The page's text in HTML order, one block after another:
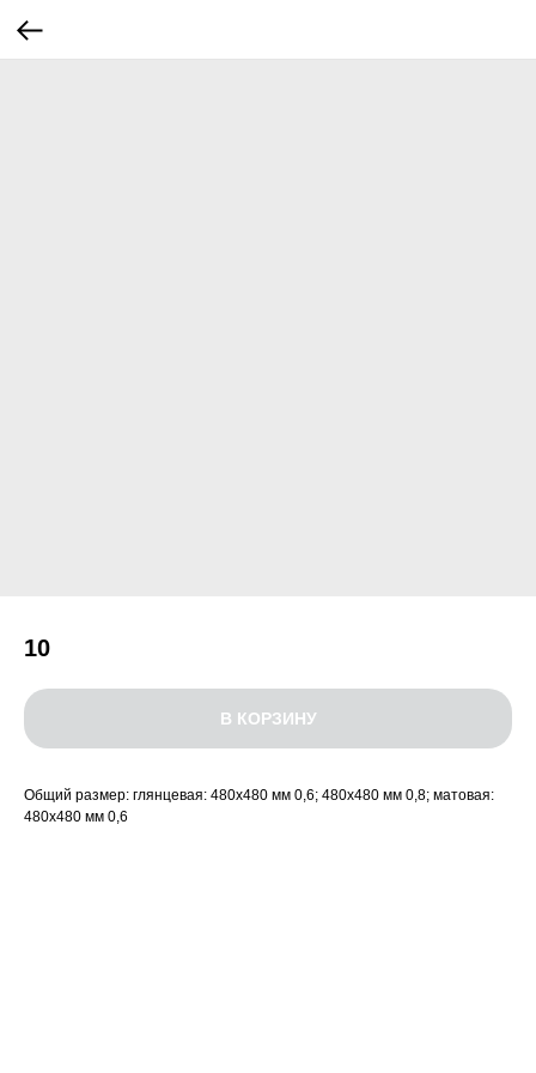
10
В КОРЗИНУ
Общий размер: глянцевая: 480х480 мм 0,6; 480х480 мм 0,8; матовая:
480х480 мм 0,6